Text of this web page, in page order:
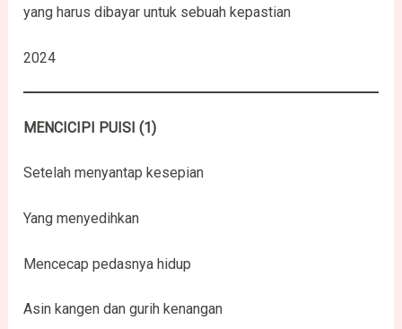
yang harus dibayar untuk sebuah kepastian
2024
MENCICIPI PUISI (1)
Setelah menyantap kesepian
Yang menyedihkan
Mencecap pedasnya hidup
Asin kangen dan gurih kenangan